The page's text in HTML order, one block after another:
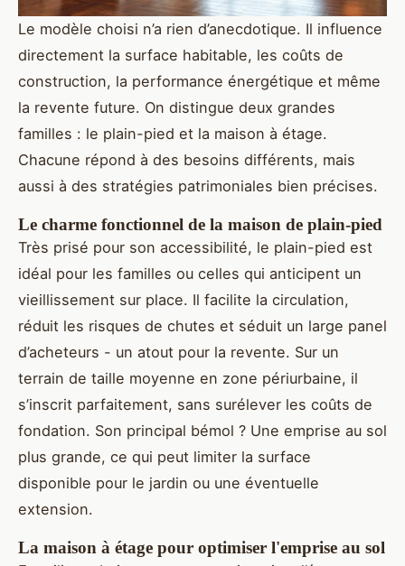
Le modèle choisi n’a rien d’anecdotique. Il influence
directement la surface habitable, les coûts de
construction, la performance énergétique et même
la revente future. On distingue deux grandes
familles : le plain-pied et la maison à étage.
Chacune répond à des besoins différents, mais
aussi à des stratégies patrimoniales bien précises.
Le charme fonctionnel de la maison de plain-pied
Très prisé pour son accessibilité, le plain-pied est
idéal pour les familles ou celles qui anticipent un
vieillissement sur place. Il facilite la circulation,
réduit les risques de chutes et séduit un large panel
d’acheteurs - un atout pour la revente. Sur un
terrain de taille moyenne en zone périurbaine, il
s’inscrit parfaitement, sans surélever les coûts de
fondation. Son principal bémol ? Une emprise au sol
plus grande, ce qui peut limiter la surface
disponible pour le jardin ou une éventuelle
extension.
La maison à étage pour optimiser l'emprise au sol